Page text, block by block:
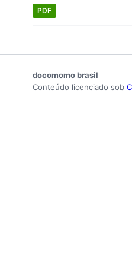
PDF
docomomo brasil
Conteúdo licenciado sob